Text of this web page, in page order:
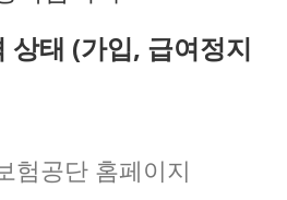
상태 (가입, 급여정지
험공단 홈페이지